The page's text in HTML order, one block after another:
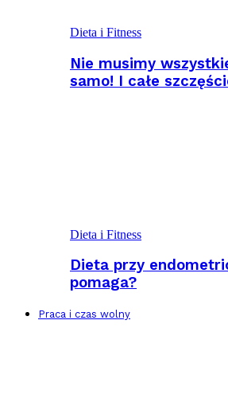
Dieta i Fitness
Nie musimy
samo! I całe
Dieta i Fitness
Dieta przy
pomaga?
Praca i czas wolny